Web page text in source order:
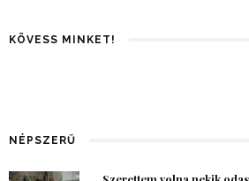
KÖVESS MINKET!
NÉPSZERŰ